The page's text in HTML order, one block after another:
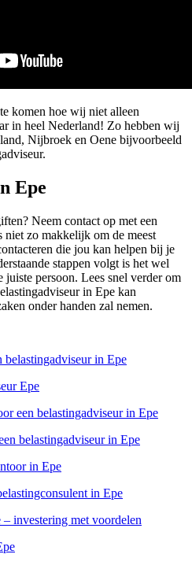
komen hoe wij niet alleen
in heel Nederland! Zo hebben wij
Nijbroek en Oene bijvoorbeeld
Epe
Neem contact op met een
niet zo makkelijk om de meest
die jou kan helpen bij je
stappen volgt is het wel
persoon. Lees snel verder om
in Epe kan
onder handen zal nemen.
belastingadviseur in Epe
Epe
een belastingadviseur in Epe
belastingadviseur in Epe
in Epe
in Epe
investering met voordelen